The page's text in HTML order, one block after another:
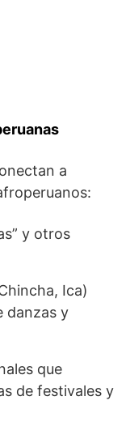
a
y otros
Ica)
danzas y
que
de festivales y